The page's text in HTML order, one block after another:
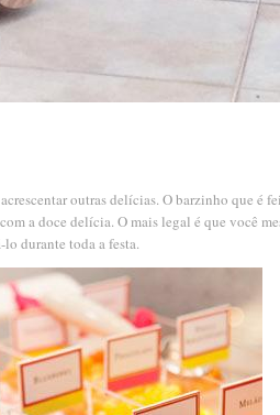
outras delícias. O barzinho que é
a doce delícia. O mais legal é que você
durante toda a festa.